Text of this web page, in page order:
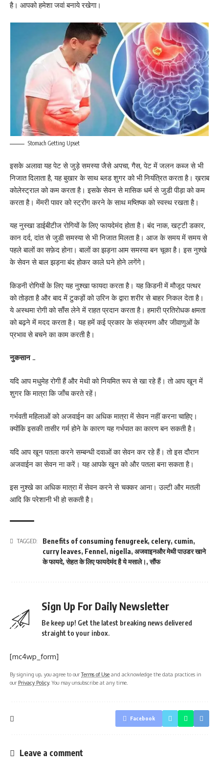
है। आपको हमेशा जवां बनाये रखेगा।
Stomach Getting Upset
इसके अलावा यह पेट से जुड़े समस्या जैसे अपचा, गैस, पेट में जलन कब्ज से भी
निजात दिलाता है, यह बुखार के साथ ब्लड शुगर को भी नियंत्रित करता है। ख़राब
कोलेस्ट्राल को कम करता है। इसके सेवन से मासिक धर्म से जुडी पीड़ा को कम
करता है। मेंमरी पावर को स्ट्रोंग करने के साथ मष्तिष्क को स्वस्थ रखता है।
यह नुस्खा डाईबीटीज रोगियों के लिए फायदेमंद होता है। बंद नाक, खट्टी डकार,
कान दर्द, दांत से जुडी समस्या से भी निजात मिलता है। आज के समय में समय से
पहले बालों का सफ़ेद होना। बालों का झड़ना आम समस्या बन चूका है। इस नुश्खे
के सेवन से बाल झड़ना बंद होकर काले घने होने लगेंगे।
किडनी रोगियों के लिए यह नुश्खा फायदा करता है। यह किडनी में मौजूद पत्थर
को तोड़ता है और बाद में टुकड़ों को उरिन के द्वारा शरीर से बाहर निकल देता है।
ये अस्थमा रोगी को साँस लेने में राहत प्रदान करता है। हमारी प्रतिरोधक क्षमता
को बढ़ने में मदद करता है। यह हमें कई प्रकार के संक्रमण और जीवाणुओं के
प्रभाव से बचने का काम करती है।
नुकसान ..
यदि आप मधुमेह रोगी हैं और मेथी को नियमित रूप से खा रहे हैं। तो आप खून में
शुगर कि मात्रा कि जाँच करते रहें।
गर्भवती महिलाओं को अजवाईन का अधिक मात्रा में सेवन नहीं करना चाहिए।
क्योंकि इसकी तासीर गर्म होने के कारण यह गर्भपात का कारण बन सकती है।
यदि आप खून पतला करने सम्बन्धी दवाओं का सेवन कर रहे हैं। तो इस दौरान
अजवाईन का सेवन ना करें। यह आपके खून को और पतला बना सकता है।
इस नुश्खे का अधिक मात्रा में सेवन करने से चक्कर आना। उल्टी और मतली
आदि कि परेशानी भी हो सकती है।
TAGGED: Benefits of consuming fenugreek, celery, cumin,
curry leaves, Fennel , nigella, अजवाइनऔर मेथी पाउडर खाने
के फायदे,सेहत के लिए फायदेमंद है ये मसाले।,सौंफ
Sign Up For Daily Newsletter
Be keep up! Get the latest breaking news delivered
straight to your inbox.
[mc4wp_form]
By signing up, you agree to ourTerms of Use and acknowledge the data practices in
our Privacy Policy. You may unsubscribe at any time.
Facebook
Leave a comment